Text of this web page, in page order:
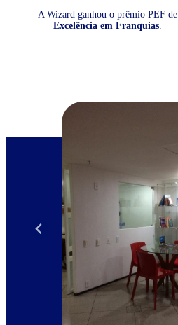
A Wizard ganhou o prêmio PEF de
Excelência em Franquias.